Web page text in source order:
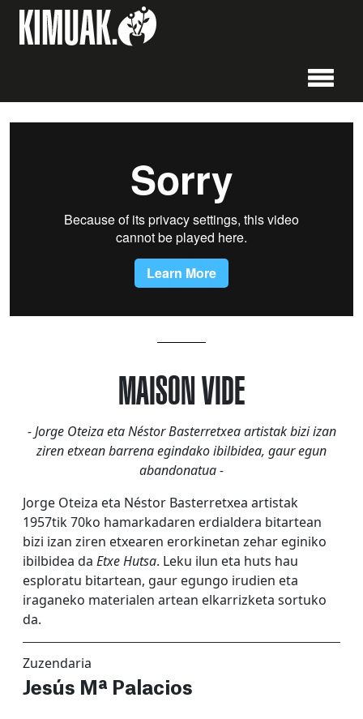
MAISON VIDE
- Jorge Oteiza eta Néstor Basterretxea artistak bizi izan
ziren etxean barrena egindako ibilbidea, gaur egun
abandonatua -
Jorge Oteiza eta Néstor Basterretxea artistak
1957tik 70ko hamarkadaren erdialdera bitartean
bizi izan ziren etxearen erorkinetan zehar eginiko
ibilbidea da Etxe Hutsa. Leku ilun eta huts hau
esploratu bitartean, gaur egungo irudien eta
iraganeko materialen artean elkarrizketa sortuko
da.
Zuzendaria
Jesús Mª Palacios